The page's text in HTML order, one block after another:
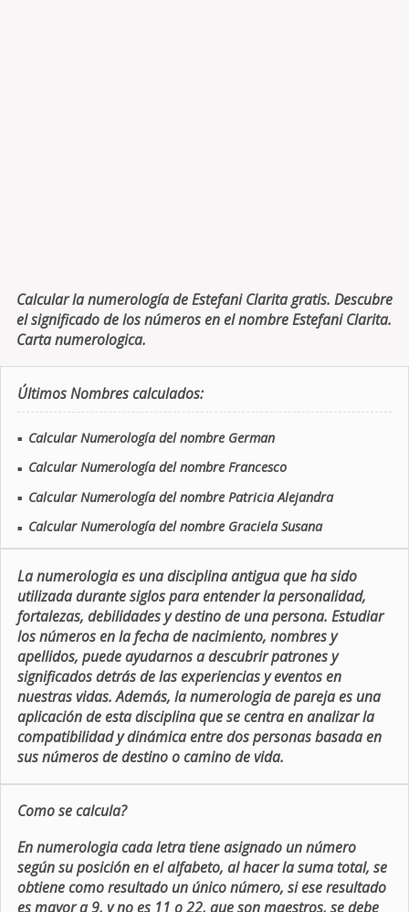
Calcular la numerología de Estefani Clarita gratis. Descubre
el significado de los números en el nombre Estefani Clarita.
Carta numerologica.
Últimos Nombres calculados:
■ Calcular Numerología del nombre German
■ Calcular Numerología del nombre Francesco
■ Calcular Numerología del nombre Patricia Alejandra
■ Calcular Numerología del nombre Graciela Susana
La numerologia es una disciplina antigua que ha sido
utilizada durante siglos para entender la personalidad,
fortalezas, debilidades y destino de una persona. Estudiar
los números en la fecha de nacimiento, nombres y
apellidos, puede ayudarnos a descubrir patrones y
significados detrás de las experiencias y eventos en
nuestras vidas. Además, la numerologia de pareja es una
aplicación de esta disciplina que se centra en analizar la
compatibilidad y dinámica entre dos personas basada en
sus números de destino o camino de vida.
Como se calcula?
En numerologia cada letra tiene asignado un número
según su posición en el alfabeto, al hacer la suma total, se
obtiene como resultado un único número, si ese resultado
es mayor a 9, y no es 11 o 22, que son maestros, se debe